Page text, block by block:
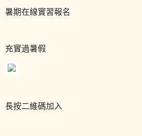
暑期在線實習報名
充實過暑假
長按二維碼加入